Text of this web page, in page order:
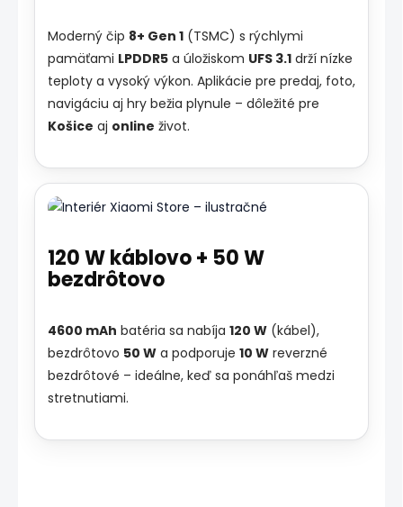
Moderný čip 8+ Gen 1(TSMC) s rýchlymi
pamäťami LPDDR5a úložiskom UFS 3.1drží nízke
teploty a vysoký výkon. Aplikácie pre predaj, foto,
navigáciu aj hry bežia plynule – dôležité pre
Košice aj online život.
120 W káblovo + 50 W
bezdrôtovo
4600 mAh batéria sa nabíja 120 W(kábel),
bezdrôtovo 50 Wa podporuje 10 Wreverzné
bezdrôtové – ideálne, keď sa ponáhľaš medzi
stretnutiami.